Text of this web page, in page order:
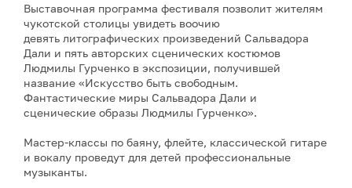
Выставочная программа фестиваля позволит жителям
чукотской столицы увидеть воочию
девять литографических произведений Сальвадора
Дали и пять авторских сценических костюмов
Людмилы Гурченко в экспозиции, получившей
название «Искусство быть свободным.
Фантастические миры Сальвадора Дали и
сценические образы Людмилы Гурченко».
Мастер-классы по баяну, флейте, классической гитаре
и вокалу проведут для детей профессиональные
музыканты.